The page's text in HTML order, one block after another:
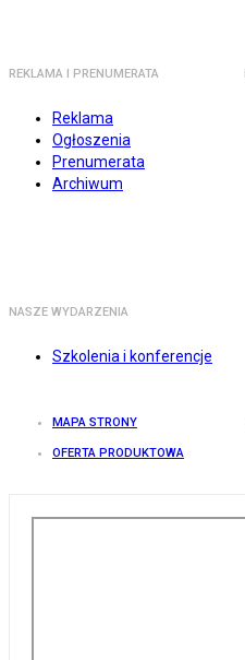
REKLAMA I PRENUMERATA
Reklama
Ogłoszenia
Prenumerata
Archiwum
NASZE WYDARZENIA
Szkolenia i konferencje
MAPA STRONY
OFERTA PRODUKTOWA